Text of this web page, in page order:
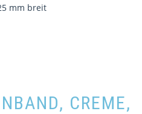
mm breit
CREME,